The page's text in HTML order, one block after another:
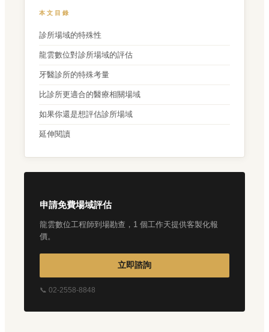
本文目錄
診所場域的特殊性
龍雲數位對診所場域的評估
牙醫診所的特殊考量
比診所更適合的醫療相關場域
如果你還是想評估診所場域
延伸閱讀
申請免費場域評估
龍雲數位工程師到場勘查，1 個工作天提供客製化報
價。
立即諮詢
📞 02-2558-8848